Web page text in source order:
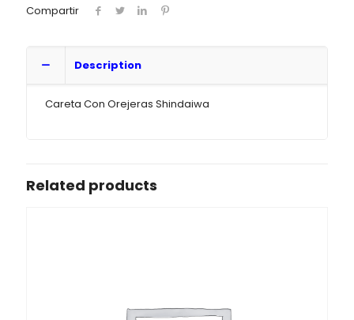
Compartir
Description
Careta Con Orejeras Shindaiwa
Related products